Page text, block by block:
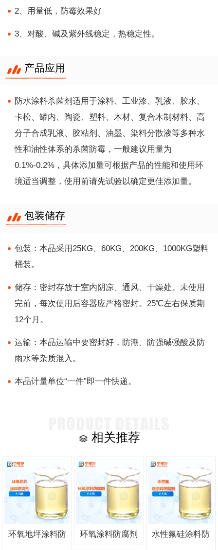
2、用量低，防霉效果好
3、对酸、碱及紫外线稳定，热稳定性。
产品应用
防水涂料杀菌剂适用于涂料、工业漆、乳液、胶水、
卡松、罐内、陶瓷、塑料、木材、复合木制材料、高
分子合成乳液、胶粘剂、油墨、染料分散液等多种水
性和油性体系的杀菌防霉，一般建议用量为
0.1%-0.2%，具体添加量可根据产品的性能和使用环
境适当调整，使用前请先试验以确定更佳添加量。
包装储存
包装：本品采用25KG、60KG、200KG、1000KG塑料
桶装。
储存：密封存放于室内阴凉、通风、干燥处。未使用
完前，每次使用后容器应严格密封。25℃左右保质期
12个月。
运输：本品运输中要密封好，防潮、防强碱强酸及防
雨水等杂质混入。
本品计量单位“一件”即一件快递。
相关推荐
环氧地坪涂料防 环氧涂料防腐剂 水性氟硅涂料防